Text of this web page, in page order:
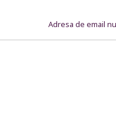
Adresa de email